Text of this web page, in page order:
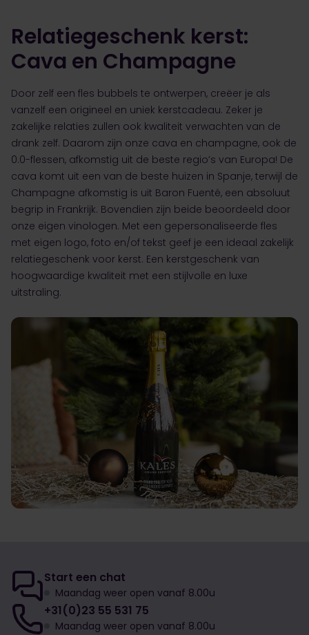
Relatiegeschenk kerst:
Cava en Champagne
Door zelf een fles bubbels te ontwerpen, creëer je als
vanzelf een origineel en uniek kerstcadeau. Zeker je
zakelijke relaties zullen ook kwaliteit verwachten van de
drank zelf. Daarom zijn onze cava en champagne, ook de
0.0-flessen, afkomstig uit de beste regio’s van Europa! De
cava komt uit een van de beste huizen in Spanje, terwijl de
Champagne afkomstig is uit Baron Fuenté, een absoluut
begrip in Frankrijk. Bovendien zijn beide beoordeeld door
onze eigen vinologen. Met een gepersonaliseerde fles
met eigen logo, foto en/of tekst geef je een ideaal zakelijk
relatiegeschenk voor kerst. Een kerstgeschenk van
hoogwaardige kwaliteit met een stijlvolle en luxe
uitstraling.
Start een chat
Maandag weer open vanaf 8.00u
+31(0)23 55 531 75
Maandag weer open vanaf 8.00u